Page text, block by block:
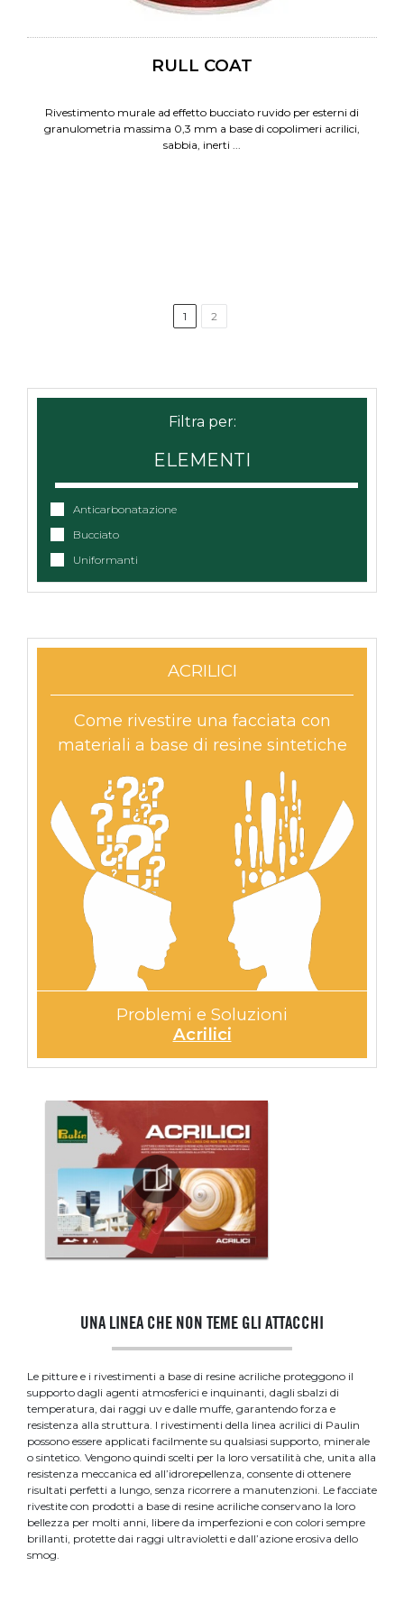
ELEMENTI
Anticarbonatazione
Bucciato
Uniformanti
ACRILICI
Come rivestire una facciata con
materiali a base di resine sintetiche
Problemi e Soluzioni
Acrilici
RULL COAT
Rivestimento murale ad effetto bucciato ruvido per esterni di
granulometria massima 0,3 mm a base di copolimeri acrilici,
sabbia, inerti ...
1 2
UNA LINEA CHE NON TEME GLI ATTACCHI
Le pitture e i rivestimenti a base di resine acriliche proteggono il
supporto dagli agenti atmosferici e inquinanti, dagli sbalzi di
temperatura, dai raggi uv e dalle muffe, garantendo forza e
resistenza alla struttura. I rivestimenti della linea acrilici di Paulin
possono essere applicati facilmente su qualsiasi supporto, minerale
o sintetico. Vengono quindi scelti per la loro versatilità che, unita alla
resistenza meccanica ed all’idrorepellenza, consente di ottenere
risultati perfetti a lungo, senza ricorrere a manutenzioni. Le facciate
rivestite con prodotti a base di resine acriliche conservano la loro
bellezza per molti anni, libere da imperfezioni e con colori sempre
brillanti, protette dai raggi ultravioletti e dall’azione erosiva dello
smog.